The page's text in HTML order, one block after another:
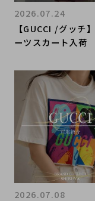
【GUCCI /グッチ
ーツスカート入荷
2026.07.24
2026.07.08